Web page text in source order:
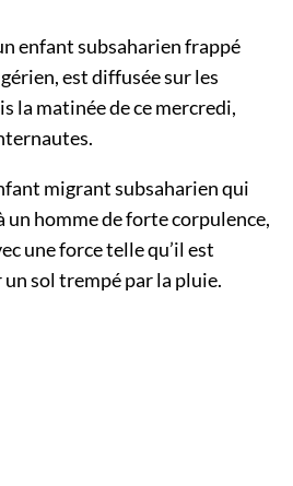
enfant subsaharien frappé
est diffusée sur les
la matinée de ce mercredi,
migrant subsaharien qui
un homme de forte corpulence,
une force telle qu’il est
sol trempé par la pluie.